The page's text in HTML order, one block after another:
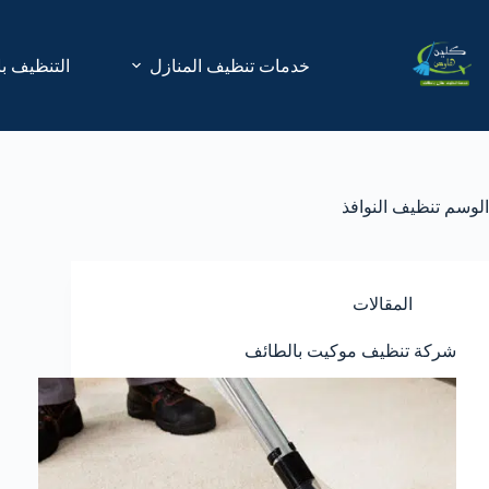
المحتوى
خدمات تنظيف المنازل التنظيف
الوسم تنظيف النوافذ
المقالات
شركة تنظيف موكيت بالطائف